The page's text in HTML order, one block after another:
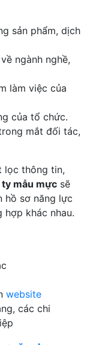
sản phẩm, dịch
ngành nghề,
làm việc của
của tổ chức.
mắt đối tác,
lọc thông tin,
mẫu mực sẽ
hồ sơ năng lực
khác nhau.
website
các chi